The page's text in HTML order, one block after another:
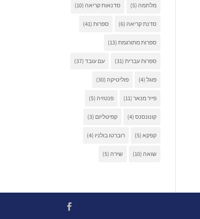
מלחמה (5) סדנאות קריאה (10)
סדנת קריאה (6) ספרות (41)
ספרות מתורגמת (13)
ספרות עברית (31) עם עובד (37)
פוגל (4) פוליטיקה (30)
פייר מנאר (11) פנטזיה (5)
קונונסנס (4) קפיטליזם (3)
קפקא (5) רוברטו בולניו (4)
שואה (10) שירה (5)